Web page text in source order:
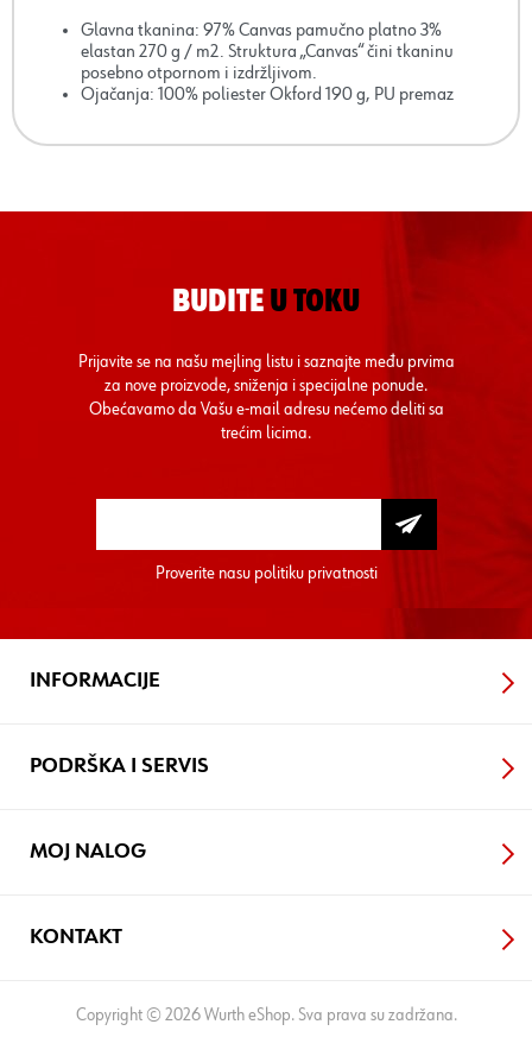
Glavna tkanina: 97% Canvas pamučno platno 3%
elastan 270 g / m2. Struktura „Canvas“ čini tkaninu
posebno otpornom i izdržljivom.
Ojačanja: 100% poliester Okford 190 g, PU premaz
BUDITE U TOKU
Prijavite se na našu mejling listu i saznajte među prvima
za nove proizvode, sniženja i specijalne ponude.
Obećavamo da Vašu e-mail adresu nećemo deliti sa
trećim licima.
Proverite nasu politiku privatnosti
INFORMACIJE
PODRŠKA I SERVIS
MOJ NALOG
KONTAKT
Copyright © 2026 Wurth eShop. Sva prava su zadržana.